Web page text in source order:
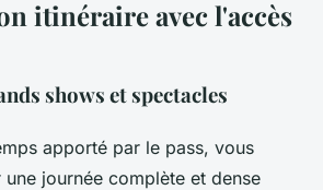
itinéraire avec l'accès
shows et spectacles
apporté par le pass, vous
journée complète et dense